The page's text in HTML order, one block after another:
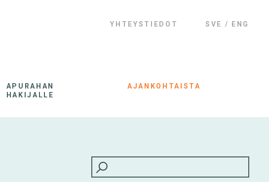
YHTEYSTIEDOT SVE ENG
APURAHAN
HAKIJALLE
AJANKOHTAISTA
HAKU: